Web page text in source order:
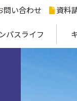
問い合わせ 資料
パスライフ